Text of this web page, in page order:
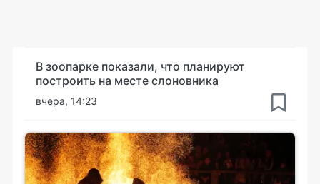
В зоопарке показали, что планируют
построить на месте слоновника
вчера, 14:23